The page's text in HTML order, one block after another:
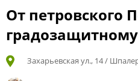
От петровского
Захарьевская ул., 14 /